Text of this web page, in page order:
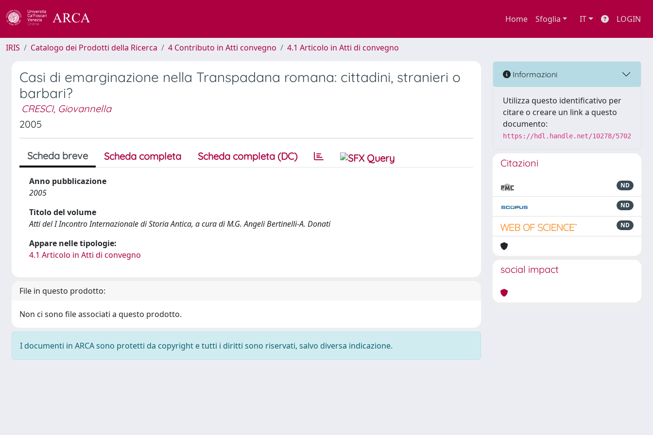
Home Sfoglia IT LOGIN
IRIS Catalogo dei Prodotti della Ricerca 4 Contributo in Atti convegno 4.1 Articolo in Atti di convegno
Casi di emarginazione nella Transpadana romana: cittadini, stranieri o
barbari?
CRESCI, Giovannella
2005
Scheda breve Scheda completa Scheda completa (DC)
Anno pubblicazione
2005
Titolo del volume
Atti del I Incontro Internazionale di Storia Antica, a cura di M.G. Angeli Bertinelli-A. Donati
Appare nelle tipologie:
4.1 Articolo in Atti di convegno
File in questo prodotto:
Non ci sono file associati a questo prodotto.
I documenti in ARCA sono protetti da copyright e tutti i diritti sono riservati, salvo diversa indicazione.
Informazioni
Utilizza questo identificativo per
citare o creare un link a questo
documento:
https://hdl.handle.net/10278/5702
Citazioni
ND
ND
ND
social impact